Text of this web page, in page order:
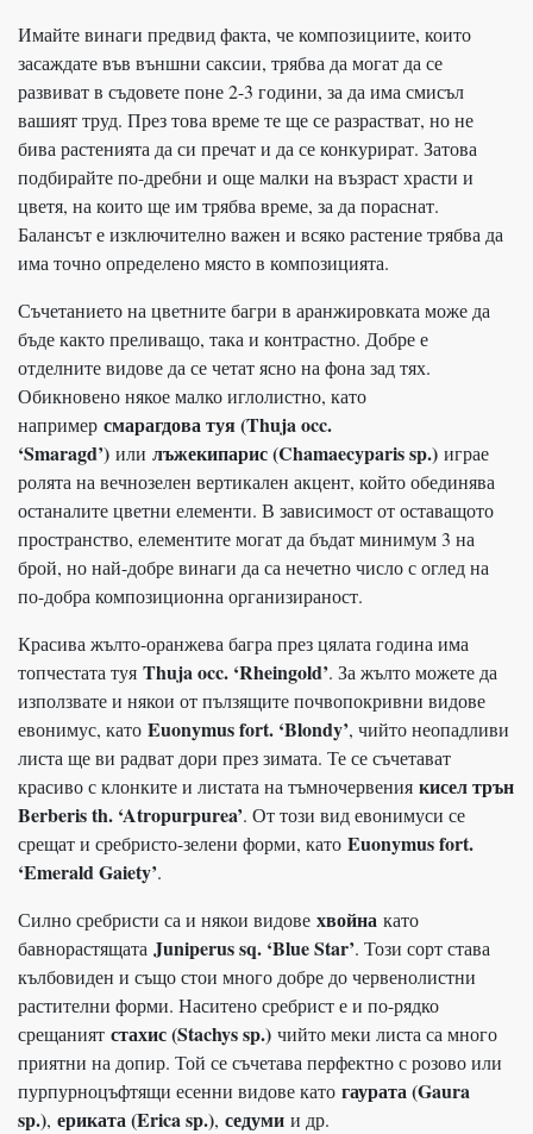
Имайте винаги предвид факта, че композициите, които
засаждате във външни саксии, трябва да могат да се
развиват в съдовете поне 2-3 години, за да има смисъл
вашият труд. През това време те ще се разрастват, но не
бива растенията да си пречат и да се конкурират. Затова
подбирайте по-дребни и още малки на възраст храсти и
цветя, на които ще им трябва време, за да пораснат.
Балансът е изключително важен и всяко растение трябва да
има точно определено място в композицията.
Съчетанието на цветните багри в аранжировката може да
бъде както преливащо, така и контрастно. Добре е
отделните видове да се четат ясно на фона зад тях.
Обикновено някое малко иглолистно, като
например смарагдова туя (Thuja occ.
‘Smaragd’) или лъжекипарис (Chamaecyparis sp.) играе
ролята на вечнозелен вертикален акцент, който обединява
останалите цветни елементи. В зависимост от оставащото
пространство, елементите могат да бъдат минимум 3 на
брой, но най-добре винаги да са нечетно число с оглед на
по-добра композиционна организираност.
Красива жълто-оранжева багра през цялата година има
топчестата туя Thuja occ. ‘Rheingold’. За жълто можете да
използвате и някои от пълзящите почвопокривни видове
евонимус, като Euonymus fort. ‘Blondy’, чийто неопадливи
листа ще ви радват дори през зимата. Те се съчетават
красиво с клонките и листата на тъмночервения кисел трън
Berberis th. ‘Atropurpurea’. От този вид евонимуси се
срещат и сребристо-зелени форми, като Euonymus fort.
‘Emerald Gaiety’.
Силно сребристи са и някои видове хвойна като
бавнорастящата Juniperus sq. ‘Blue Star’. Този сорт става
кълбовиден и също стои много добре до червенолистни
растителни форми. Наситено сребрист е и по-рядко
срещаният стахис (Stachys sp.) чийто меки листа са много
приятни на допир. Той се съчетава перфектно с розово или
пурпурноцъфтящи есенни видове като гаурата (Gaura
sp.), ериката (Erica sp.), седуми и др.